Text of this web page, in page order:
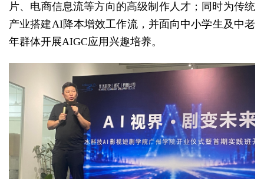
片、电商信息流等方向的高级制作人才；同时为传统
产业搭建AI降本增效工作流，并面向中小学生及中老
年群体开展AIGC应用兴趣培养。